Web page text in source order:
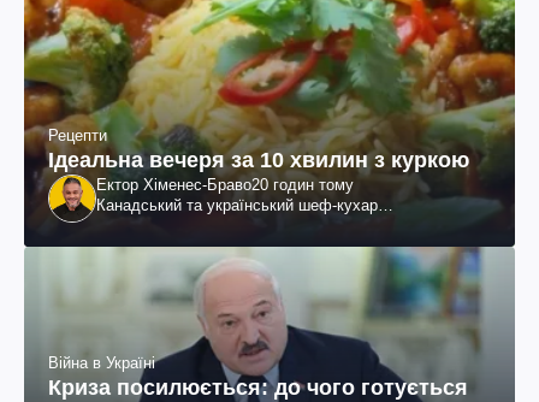
Рецепти
Ідеальна вечеря за 10 хвилин з куркою
Ектор Хіменес-Браво20 годин тому
Канадський та український шеф-кухар
Війна в Україні
Криза посилюється: до чого готується